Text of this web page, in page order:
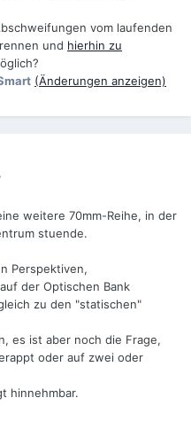
vom laufenden
und hierhin zu
(Änderungen anzeigen)
weitere 70mm-Reihe, in der
stuende.
Perspektiven,
der Optischen Bank
zu den "statischen"
es ist aber noch die Frage,
oder auf zwei oder
hinnehmbar.